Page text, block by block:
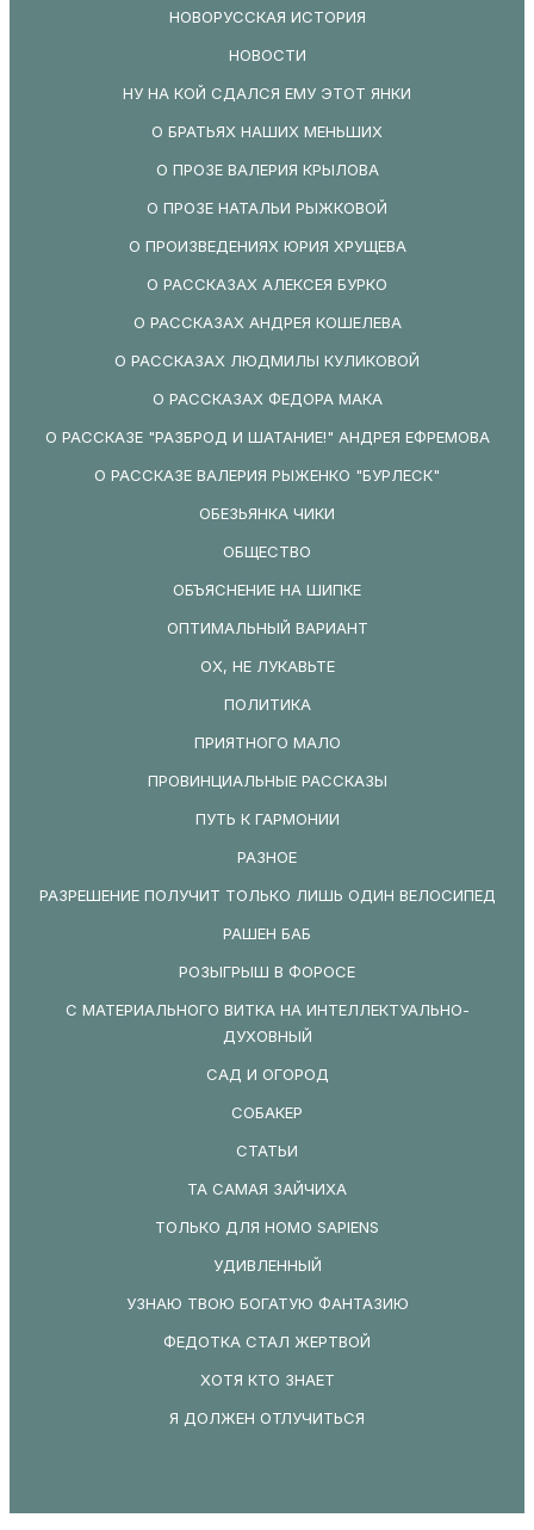
НОВОРУССКАЯ ИСТОРИЯ
НОВОСТИ
НУ НА КОЙ СДАЛСЯ ЕМУ ЭТОТ ЯНКИ
О БРАТЬЯХ НАШИХ МЕНЬШИХ
О ПРОЗЕ ВАЛЕРИЯ КРЫЛОВА
О ПРОЗЕ НАТАЛЬИ РЫЖКОВОЙ
О ПРОИЗВЕДЕНИЯХ ЮРИЯ ХРУЩЕВА
О РАССКАЗАХ АЛЕКСЕЯ БУРКО
О РАССКАЗАХ АНДРЕЯ КОШЕЛЕВА
О РАССКАЗАХ ЛЮДМИЛЫ КУЛИКОВОЙ
О РАССКАЗАХ ФЕДОРА МАКА
О РАССКАЗЕ "РАЗБРОД И ШАТАНИЕ!" АНДРЕЯ ЕФРЕМОВА
О РАССКАЗЕ ВАЛЕРИЯ РЫЖЕНКО "БУРЛЕСК"
ОБЕЗЬЯНКА ЧИКИ
ОБЩЕСТВО
ОБЪЯСНЕНИЕ НА ШИПКЕ
ОПТИМАЛЬНЫЙ ВАРИАНТ
ОХ, НЕ ЛУКАВЬТЕ
ПОЛИТИКА
ПРИЯТНОГО МАЛО
ПРОВИНЦИАЛЬНЫЕ РАССКАЗЫ
ПУТЬ К ГАРМОНИИ
РАЗНОЕ
РАЗРЕШЕНИЕ ПОЛУЧИТ ТОЛЬКО ЛИШЬ ОДИН ВЕЛОСИПЕД
РАШЕН БАБ
РОЗЫГРЫШ В ФОРОСЕ
С МАТЕРИАЛЬНОГО ВИТКА НА ИНТЕЛЛЕКТУАЛЬНО-
ДУХОВНЫЙ
САД И ОГОРОД
СОБАКЕР
СТАТЬИ
ТА САМАЯ ЗАЙЧИХА
ТОЛЬКО ДЛЯ HOMO SAPIENS
УДИВЛЕННЫЙ
УЗНАЮ ТВОЮ БОГАТУЮ ФАНТАЗИЮ
ФЕДОТКА СТАЛ ЖЕРТВОЙ
ХОТЯ КТО ЗНАЕТ
Я ДОЛЖЕН ОТЛУЧИТЬСЯ